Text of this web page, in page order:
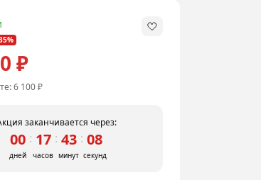
₽
6 100 ₽
заканчивается через:
00
дней
: 17
часов
: 43
минут
: 07
секунд